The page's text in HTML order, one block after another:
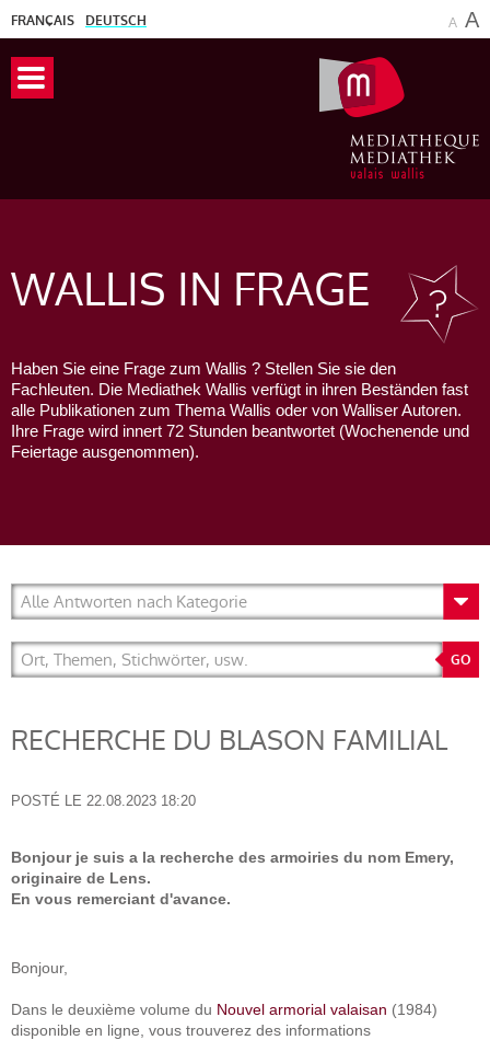
FRANÇAIS DEUTSCH A A
WALLIS IN FRAGE
Haben Sie eine Frage zum Wallis ? Stellen Sie sie den
Fachleuten. Die Mediathek Wallis verfügt in ihren Beständen fast
alle Publikationen zum Thema Wallis oder von Walliser Autoren.
Ihre Frage wird innert 72 Stunden beantwortet (Wochenende und
Feiertage ausgenommen).
RECHERCHE DU BLASON FAMILIAL
POSTÉ LE 22.08.2023 18:20
Bonjour je suis a la recherche des armoiries du nom Emery,
originaire de Lens.
En vous remerciant d'avance.
Bonjour,
Dans le deuxième volume du Nouvel armorial valaisan (1984)
disponible en ligne, vous trouverez des informations